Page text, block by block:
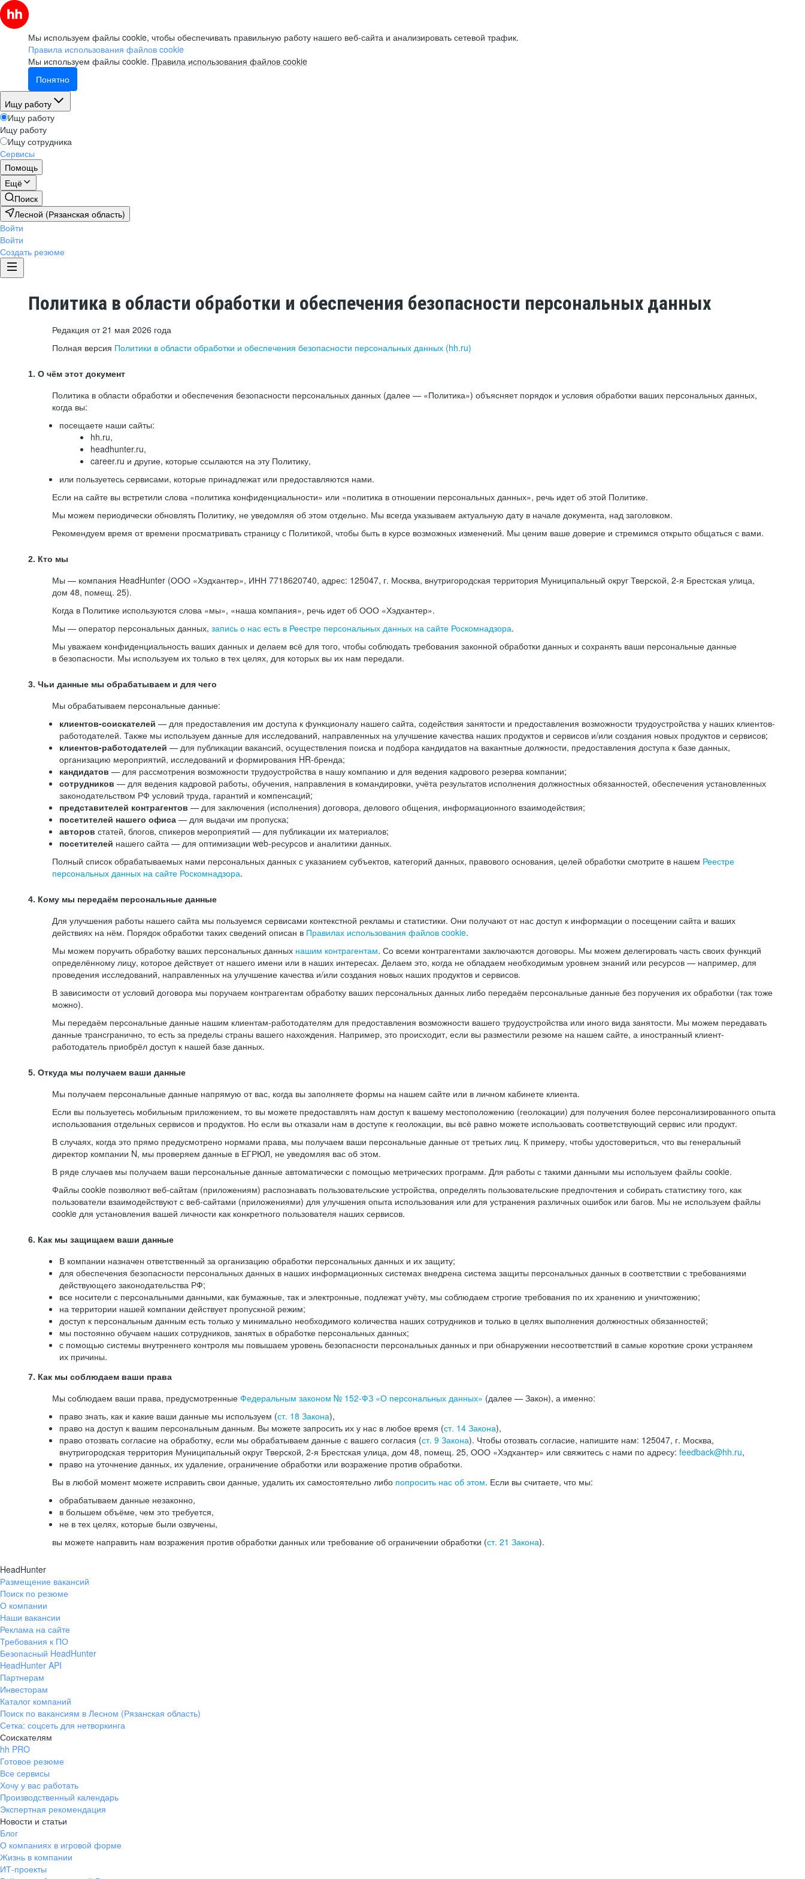
Мы используем файлы cookie, чтобы обеспечивать правильную работу нашего веб-сайта и анализировать сетевой трафик.
Правила использования файлов cookie
Мы используем файлы cookie. Правила использования файлов cookie
Понятно
Ищу работу
Ищу работу
Ищу работу
Ищу сотрудника
Сервисы
Помощь
Ещё
Поиск
Лесной (Рязанская область)
Войти
Войти
Создать резюме
Политика в области обработки и обеспечения безопасности персональных данных
Редакция от 21 мая 2026 года
Полная версия Политики в области обработки и обеспечения безопасности персональных данных (hh.ru)
1. О чём этот документ
Политика в области обработки и обеспечения безопасности персональных данных (далее — «Политика») объясняет порядок и условия обработки ваших персональных данных,
когда вы:
посещаете наши сайты:
hh.ru,
headhunter.ru,
career.ru и другие, которые ссылаются на эту Политику,
или пользуетесь сервисами, которые принадлежат или предоставляются нами.
Если на сайте вы встретили слова «политика конфиденциальности» или «политика в отношении персональных данных», речь идет об этой Политике.
Мы можем периодически обновлять Политику, не уведомляя об этом отдельно. Мы всегда указываем актуальную дату в начале документа, над заголовком.
Рекомендуем время от времени просматривать страницу с Политикой, чтобы быть в курсе возможных изменений. Мы ценим ваше доверие и стремимся открыто общаться с вами.
2. Кто мы
Мы — компания HeadHunter (ООО «Хэдхантер», ИНН 7718620740, адрес: 125047, г. Москва, внутригородская территория Муниципальный округ Тверской, 2-я Брестская улица,
дом 48, помещ. 25).
Когда в Политике используются слова «мы», «наша компания», речь идет об ООО «Хэдхантер».
Мы — оператор персональных данных, запись о нас есть в Реестре персональных данных на сайте Роскомнадзора.
Мы уважаем конфиденциальность ваших данных и делаем всё для того, чтобы соблюдать требования законной обработки данных и сохранять ваши персональные данные
в безопасности. Мы используем их только в тех целях, для которых вы их нам передали.
3. Чьи данные мы обрабатываем и для чего
Мы обрабатываем персональные данные:
клиентов-соискателей — для предоставления им доступа к функционалу нашего сайта, содействия занятости и предоставления возможности трудоустройства у наших клиентов-
работодателей. Также мы используем данные для исследований, направленных на улучшение качества наших продуктов и сервисов и/или создания новых продуктов и сервисов;
клиентов-работодателей — для публикации вакансий, осуществления поиска и подбора кандидатов на вакантные должности, предоставления доступа к базе данных,
организацию мероприятий, исследований и формирования HR-бренда;
кандидатов — для рассмотрения возможности трудоустройства в нашу компанию и для ведения кадрового резерва компании;
сотрудников — для ведения кадровой работы, обучения, направления в командировки, учёта результатов исполнения должностных обязанностей, обеспечения установленных
законодательством РФ условий труда, гарантий и компенсаций;
представителей контрагентов — для заключения (исполнения) договора, делового общения, информационного взаимодействия;
посетителей нашего офиса — для выдачи им пропуска;
авторов статей, блогов, спикеров мероприятий — для публикации их материалов;
посетителей нашего сайта — для оптимизации web-ресурсов и аналитики данных.
Полный список обрабатываемых нами персональных данных с указанием субъектов, категорий данных, правового основания, целей обработки смотрите в нашем Реестре
персональных данных на сайте Роскомнадзора.
4. Кому мы передаём персональные данные
Для улучшения работы нашего сайта мы пользуемся сервисами контекстной рекламы и статистики. Они получают от нас доступ к информации о посещении сайта и ваших
действиях на нём. Порядок обработки таких сведений описан в Правилах использования файлов cookie.
Мы можем поручить обработку ваших персональных данных нашим контрагентам. Со всеми контрагентами заключаются договоры. Мы можем делегировать часть своих функций
определённому лицу, которое действует от нашего имени или в наших интересах. Делаем это, когда не обладаем необходимым уровнем знаний или ресурсов — например, для
проведения исследований, направленных на улучшение качества и/или создания новых наших продуктов и сервисов.
В зависимости от условий договора мы поручаем контрагентам обработку ваших персональных данных либо передаём персональные данные без поручения их обработки (так тоже
можно).
Мы передаём персональные данные нашим клиентам-работодателям для предоставления возможности вашего трудоустройства или иного вида занятости. Мы можем передавать
данные трансгранично, то есть за пределы страны вашего нахождения. Например, это происходит, если вы разместили резюме на нашем сайте, а иностранный клиент-
работодатель приобрёл доступ к нашей базе данных.
5. Откуда мы получаем ваши данные
Мы получаем персональные данные напрямую от вас, когда вы заполняете формы на нашем сайте или в личном кабинете клиента.
Если вы пользуетесь мобильным приложением, то вы можете предоставлять нам доступ к вашему местоположению (геолокации) для получения более персонализированного опыта
использования отдельных сервисов и продуктов. Но если вы отказали нам в доступе к геолокации, вы всё равно можете использовать соответствующий сервис или продукт.
В случаях, когда это прямо предусмотрено нормами права, мы получаем ваши персональные данные от третьих лиц. К примеру, чтобы удостовериться, что вы генеральный
директор компании N, мы проверяем данные в ЕГРЮЛ, не уведомляя вас об этом.
В ряде случаев мы получаем ваши персональные данные автоматически с помощью метрических программ. Для работы с такими данными мы используем файлы cookie.
Файлы cookie позволяют веб-сайтам (приложениям) распознавать пользовательские устройства, определять пользовательские предпочтения и собирать статистику того, как
пользователи взаимодействуют с веб-сайтами (приложениями) для улучшения опыта использования или для устранения различных ошибок или багов. Мы не используем файлы
cookie для установления вашей личности как конкретного пользователя наших сервисов.
6. Как мы защищаем ваши данные
В компании назначен ответственный за организацию обработки персональных данных и их защиту;
для обеспечения безопасности персональных данных в наших информационных системах внедрена система защиты персональных данных в соответствии с требованиями
действующего законодательства РФ;
все носители с персональными данными, как бумажные, так и электронные, подлежат учёту, мы соблюдаем строгие требования по их хранению и уничтожению;
на территории нашей компании действует пропускной режим;
доступ к персональным данным есть только у минимально необходимого количества наших сотрудников и только в целях выполнения должностных обязанностей;
мы постоянно обучаем наших сотрудников, занятых в обработке персональных данных;
с помощью системы внутреннего контроля мы повышаем уровень безопасности персональных данных и при обнаружении несоответствий в самые короткие сроки устраняем
их причины.
7. Как мы соблюдаем ваши права
Мы соблюдаем ваши права, предусмотренные Федеральным законом № 152-ФЗ «О персональных данных» (далее — Закон), а именно:
право знать, как и какие ваши данные мы используем (ст. 18 Закона),
право на доступ к вашим персональным данным. Вы можете запросить их у нас в любое время (ст. 14 Закона),
право отозвать согласие на обработку, если мы обрабатываем данные с вашего согласия (ст. 9 Закона). Чтобы отозвать согласие, напишите нам: 125047, г. Москва,
внутригородская территория Муниципальный округ Тверской, 2-я Брестская улица, дом 48, помещ. 25, ООО «Хэдхантер» или свяжитесь с нами по адресу: feedback@hh.ru,
право на уточнение данных, их удаление, ограничение обработки или возражение против обработки.
Вы в любой момент можете исправить свои данные, удалить их самостоятельно либо попросить нас об этом. Если вы считаете, что мы:
обрабатываем данные незаконно,
в большем объёме, чем это требуется,
не в тех целях, которые были озвучены,
вы можете направить нам возражения против обработки данных или требование об ограничении обработки (ст. 21 Закона).
HeadHunter
Размещение вакансий
Поиск по резюме
О компании
Наши вакансии
Реклама на сайте
Требования к ПО
Безопасный HeadHunter
HeadHunter API
Партнерам
Инвесторам
Каталог компаний
Поиск по вакансиям в Лесном (Рязанская область)
Сетка: соцсеть для нетворкинга
Соискателям
hh PRO
Готовое резюме
Все сервисы
Хочу у вас работать
Производственный календарь
Экспертная рекомендация
Новости и статьи
Блог
О компаниях в игровой форме
Жизнь в компании
ИТ-проекты